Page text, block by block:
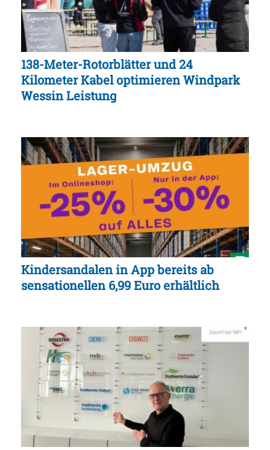
138-Meter-Rotorblätter und 24
Kilometer Kabel optimieren Windpark
Wessin Leistung
Kindersandalen in App bereits ab
sensationellen 6,99 Euro erhältlich